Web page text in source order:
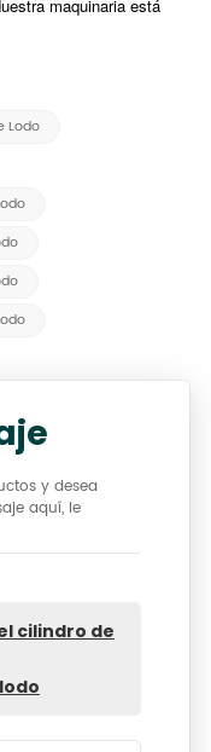
maquinaria está
Lodo
y desea
aquí, le
cilindro de